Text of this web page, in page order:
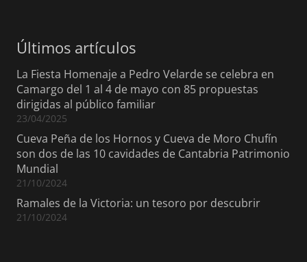
Últimos artículos
La Fiesta Homenaje a Pedro Velarde se celebra en
Camargo del 1 al 4 de mayo con 85 propuestas
dirigidas al público familiar
23/04/2025
Cueva Peña de los Hornos y Cueva de Moro Chufín
son dos de las 10 cavidades de Cantabria Patrimonio
Mundial
21/10/2024
Ramales de la Victoria: un tesoro por descubrir
21/10/2024